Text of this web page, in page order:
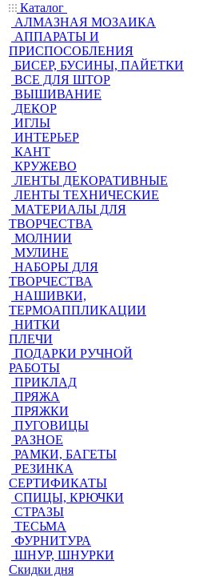
Каталог
АЛМАЗНАЯ МОЗАИКА
АППАРАТЫ И
ПРИСПОСОБЛЕНИЯ
БИСЕР, БУСИНЫ, ПАЙЕТКИ
ВСЕ ДЛЯ ШТОР
ВЫШИВАНИЕ
ДЕКОР
ИГЛЫ
ИНТЕРЬЕР
КАНТ
КРУЖЕВО
ЛЕНТЫ ДЕКОРАТИВНЫЕ
ЛЕНТЫ ТЕХНИЧЕСКИЕ
МАТЕРИАЛЫ ДЛЯ
ТВОРЧЕСТВА
МОЛНИИ
МУЛИНЕ
НАБОРЫ ДЛЯ
ТВОРЧЕСТВА
НАШИВКИ,
ТЕРМОАППЛИКАЦИИ
НИТКИ
ПЛЕЧИ
ПОДАРКИ РУЧНОЙ
РАБОТЫ
ПРИКЛАД
ПРЯЖА
ПРЯЖКИ
ПУГОВИЦЫ
РАЗНОЕ
РАМКИ, БАГЕТЫ
РЕЗИНКА
СЕРТИФИКАТЫ
СПИЦЫ, КРЮЧКИ
СТРАЗЫ
ТЕСЬМА
ФУРНИТУРА
ШНУР, ШНУРКИ
Скидки дня